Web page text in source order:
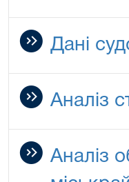
Дані
Аналіз
Аналіз